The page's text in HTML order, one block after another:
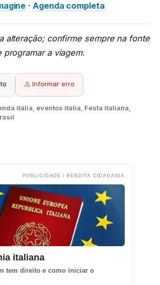
·Agenda completa
alteração; confirme sempre na fonte
a viagem.
⚠️ Informar erro
itália, eventos itália, Festa italiana,
PUBLICIDADE / BENDITA CIDADANIA
italiana
tem direito e como iniciar o